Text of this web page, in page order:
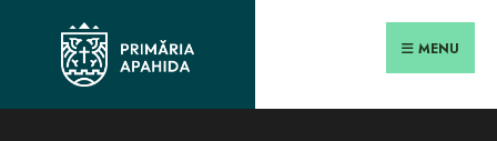
content
MENU
for:
Close